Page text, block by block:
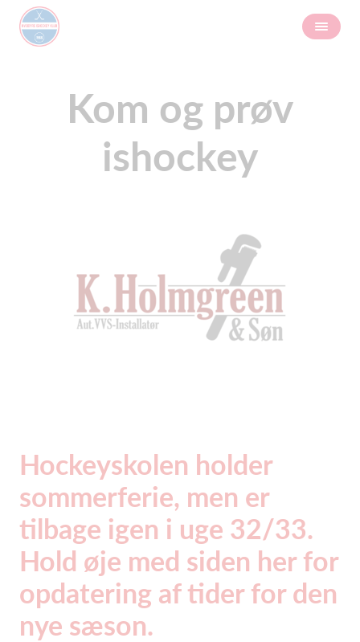
Kom og prøv
ishockey
Hockeyskolen holder
sommerferie, men er
tilbage igen i uge 32/33.
Hold øje med siden her for
opdatering af tider for den
nye sæson.